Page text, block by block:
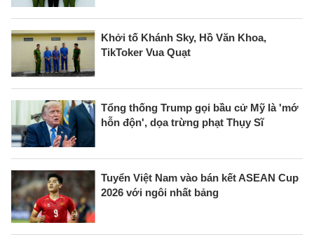
Khởi tố Khánh Sky, Hồ Văn Khoa,
TikToker Vua Quạt
Tổng thống Trump gọi bầu cử Mỹ là 'mớ
hỗn độn', dọa trừng phạt Thụy Sĩ
Tuyển Việt Nam vào bán kết ASEAN Cup
2026 với ngôi nhất bảng